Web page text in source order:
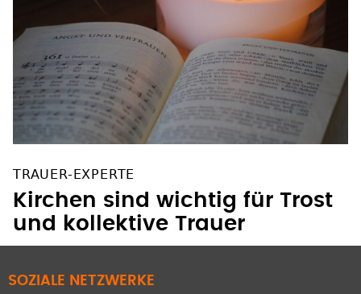
TRAUER-EXPERTE
Kirchen sind wichtig für Trost
und kollektive Trauer
SOZIALE NETZWERKE